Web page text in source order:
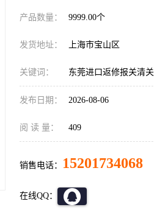
产品数量： 9999.00个
发货地址： 上海市宝山区
关键词： 东莞进口返修报关清关
发布日期： 2026-08-06
阅 读 量： 409
销售电话： 15201734068
在线QQ：